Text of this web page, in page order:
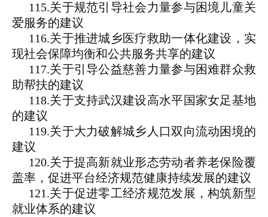
115.关于规范引导社会力量参与困境儿童关
爱服务的建议
116.关于推进城乡医疗救助一体化建设，实
现社会保障均衡和公共服务共享的建议
117.关于引导公益慈善力量参与困难群众救
助帮扶的建议
118.关于支持武汉建设高水平国家女足基地
的建议
119.关于大力破解城乡人口双向流动困境的
建议
120.关于提高新就业形态劳动者养老保险覆
盖率，促进平台经济规范健康持续发展的建议
121.关于促进零工经济规范发展，构筑新型
就业体系的建议